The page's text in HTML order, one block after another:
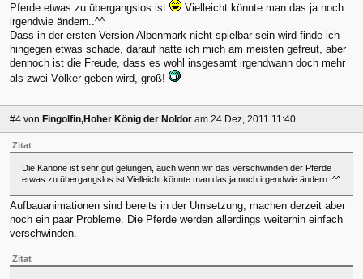
Pferde etwas zu übergangslos ist
Vielleicht könnte man das ja noch
irgendwie ändern..^^
Dass in der ersten Version Albenmark nicht spielbar sein wird finde ich
hingegen etwas schade, darauf hatte ich mich am meisten gefreut, aber
dennoch ist die Freude, dass es wohl insgesamt irgendwann doch mehr
als zwei Völker geben wird, groß!
#4 von Fingolfin,Hoher König der Noldor am 24 Dez, 2011 11:40
Zitat
Die Kanone ist sehr gut gelungen, auch wenn wir das verschwinden der Pferde
etwas zu übergangslos ist Vielleicht könnte man das ja noch irgendwie ändern..^^
Aufbauanimationen sind bereits in der Umsetzung, machen derzeit aber
noch ein paar Probleme. Die Pferde werden allerdings weiterhin einfach
verschwinden.
Zitat